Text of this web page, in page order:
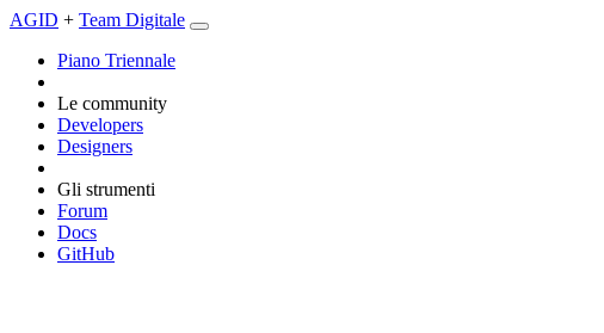
AGID + Team Digitale
Piano Triennale
Le community
Developers
Designers
Gli strumenti
Forum
Docs
GitHub